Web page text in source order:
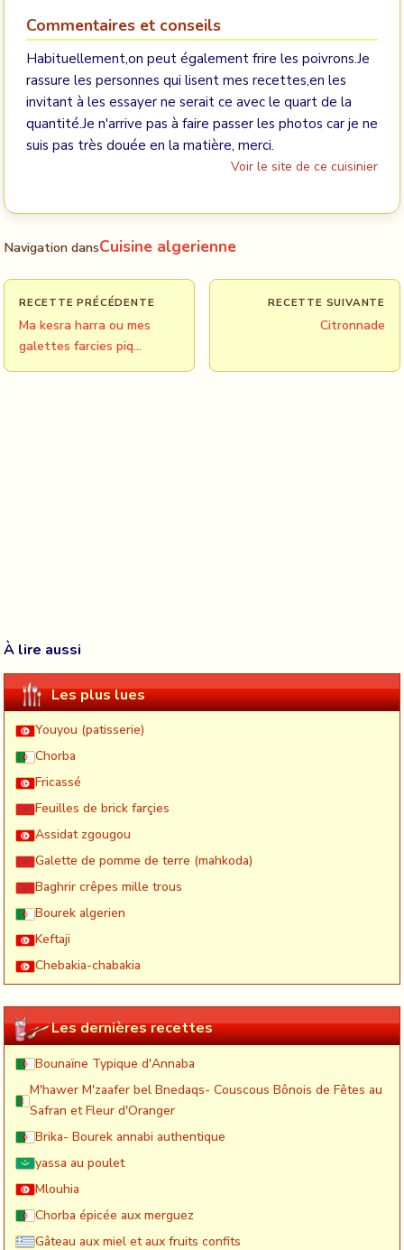
Commentaires et conseils
Habituellement,on peut également frire les poivrons.Je
rassure les personnes qui lisent mes recettes,en les
invitant à les essayer ne serait ce avec le quart de la
quantité.Je n'arrive pas à faire passer les photos car je ne
suis pas très douée en la matière, merci.
Voir le site de ce cuisinier
Navigation dansCuisine algerienne
RECETTE PRÉCÉDENTE
Ma kesra harra ou mes
galettes farcies piq…
RECETTE SUIVANTE
Citronnade
À lire aussi
Les plus lues
Youyou (patisserie)
Chorba
Fricassé
Feuilles de brick farçies
Assidat zgougou
Galette de pomme de terre (mahkoda)
Baghrir crêpes mille trous
Bourek algerien
Keftaji
Chebakia-chabakia
Les dernières recettes
Bounaïne Typique d'Annaba
M'hawer M'zaafer bel Bnedaqs- Couscous Bônois de Fêtes au
Safran et Fleur d'Oranger
Brika- Bourek annabi authentique
yassa au poulet
Mlouhia
Chorba épicée aux merguez
Gâteau aux miel et aux fruits confits